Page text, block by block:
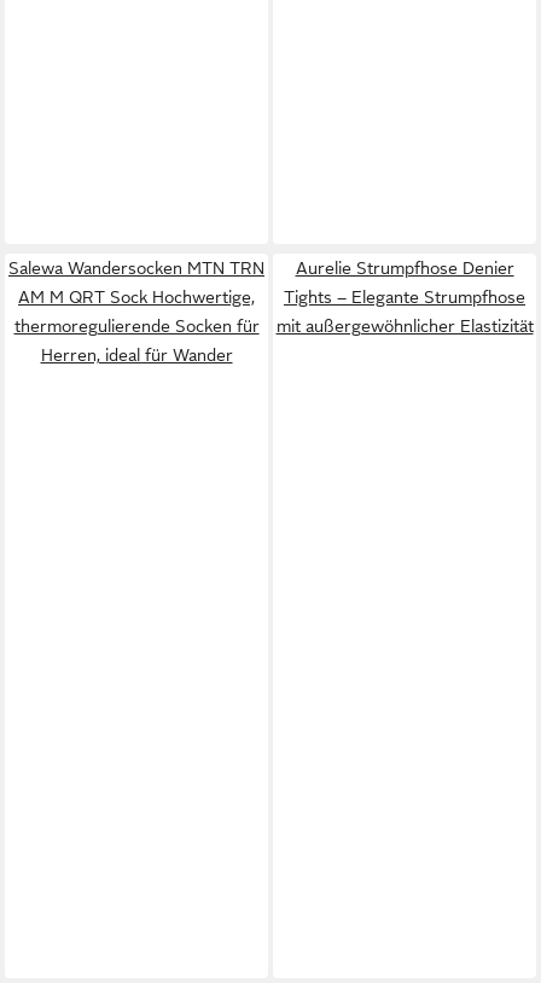
Salewa Wandersocken MTN TRN
AM M QRT Sock Hochwertige,
thermoregulierende Socken für
Herren, ideal für Wander
Aurelie Strumpfhose Denier
Tights – Elegante Strumpfhose
mit außergewöhnlicher Elastizität